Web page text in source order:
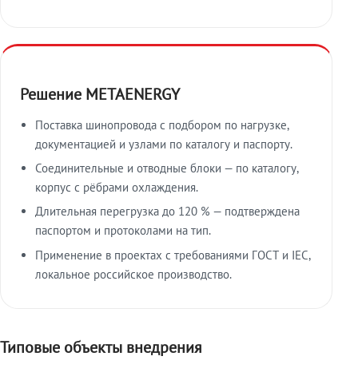
Решение METAENERGY
Поставка шинопровода с подбором по нагрузке,
документацией и узлами по каталогу и паспорту.
Соединительные и отводные блоки — по каталогу,
корпус с рёбрами охлаждения.
Длительная перегрузка до 120 % — подтверждена
паспортом и протоколами на тип.
Применение в проектах с требованиями ГОСТ и IEC,
локальное российское производство.
Типовые объекты внедрения